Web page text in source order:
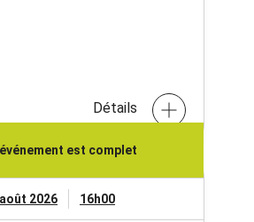
Détails
est complet
2026 16h00